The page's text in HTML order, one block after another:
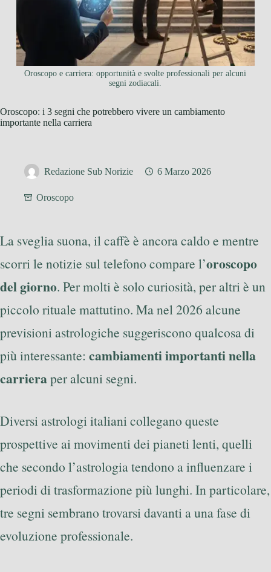
Oroscopo e carriera: opportunità e svolte professionali per alcuni
segni zodiacali.
Oroscopo: i 3 segni che potrebbero vivere un cambiamento
importante nella carriera
Redazione Sub Norizie 6 Marzo 2026
Oroscopo
La sveglia suona, il caffè è ancora caldo e mentre
scorri le notizie sul telefono compare l’oroscopo
del giorno. Per molti è solo curiosità, per altri è un
piccolo rituale mattutino. Ma nel 2026 alcune
previsioni astrologiche suggeriscono qualcosa di
più interessante: cambiamenti importanti nella
carrieraper alcuni segni.
Diversi astrologi italiani collegano queste
prospettive ai movimenti dei pianeti lenti, quelli
che secondo l’astrologia tendono a influenzare i
periodi di trasformazione più lunghi. In particolare,
tre segni sembrano trovarsi davanti a una fase di
evoluzione professionale.